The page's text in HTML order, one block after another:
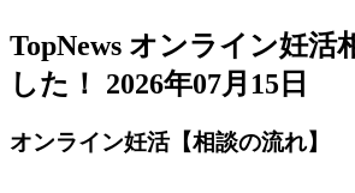
TopNews オンライン妊活
した！
2026年07月15日
オンライン妊活【相談の流れ】